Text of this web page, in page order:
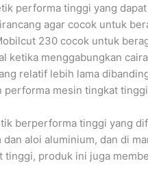
performa tinggi yang
agar cocok untuk
230 cocok untuk
ketika menggabungkan
relatif lebih lama
performa mesin tingkat
berperforma tinggi yang
aloi aluminium, dan di
tinggi, produk ini juga